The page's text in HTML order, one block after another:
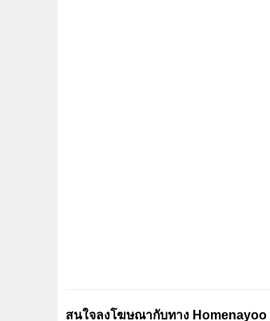
สนใจลงโฆษณากับทาง Homenayoo